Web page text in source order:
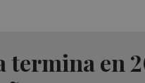
termina en